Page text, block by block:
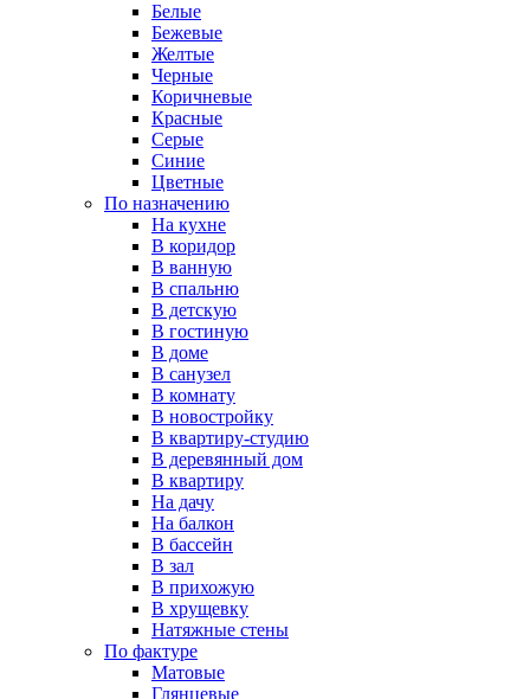
Белые
Бежевые
Желтые
Черные
Коричневые
Красные
Серые
Синие
Цветные
По назначению
На кухне
В коридор
В ванную
В спальню
В детскую
В гостиную
В доме
В санузел
В комнату
В новостройку
В квартиру-студию
В деревянный дом
В квартиру
На дачу
На балкон
В бассейн
В зал
В прихожую
В хрущевку
Натяжные стены
По фактуре
Матовые
Глянцевые